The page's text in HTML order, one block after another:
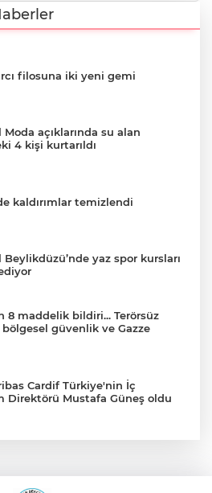
filosuna iki yeni gemi
açıklarında su alan
4 kişi kurtarıldı
kaldırımlar temizlendi
yaz spor kursları
8 maddelik bildiri... Terörsüz
bölgesel güvenlik ve Gazze
Cardif Türkiye'nin İç
Direktörü Mustafa Güneş oldu